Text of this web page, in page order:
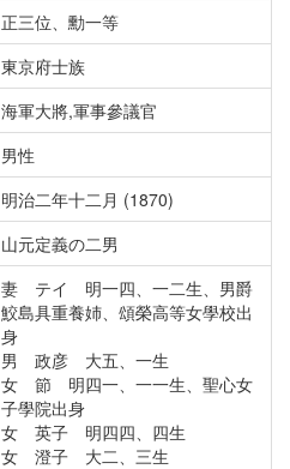
正三位、勳一等
東京府士族
海軍大將,軍事參議官
男性
明治二年十二月 (1870)
山元定義の二男
妻 テイ 明一四、一二生、男爵
鮫島具重養姉、頌榮高等女學校出
身
男 政彦 大五、一生
女 節 明四一、一一生、聖心女
子學院出身
女 英子 明四四、四生
女 澄子 大二、三生